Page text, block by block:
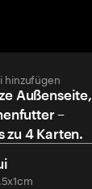
hinzufügen
Außenseite,
–
zu 4 Karten.